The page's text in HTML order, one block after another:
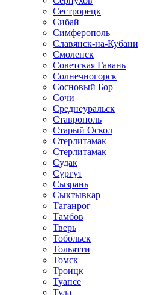
Сестрорецк
Сибай
Симферополь
Славянск-на-Кубани
Смоленск
Советская Гавань
Солнечногорск
Сосновый Бор
Сочи
Среднеуральск
Ставрополь
Старый Оскол
Стерлитамак
Стерлитамак
Судак
Сургут
Сызрань
Сыктывкар
Таганрог
Тамбов
Тверь
Тобольск
Тольятти
Томск
Троицк
Туапсе
Тула